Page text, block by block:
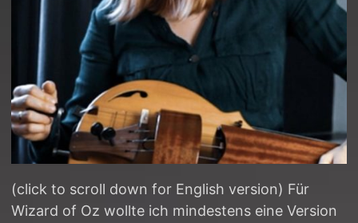
(click to scroll down for English version) Für
Wizard of Oz wollte ich mindestens eine Version